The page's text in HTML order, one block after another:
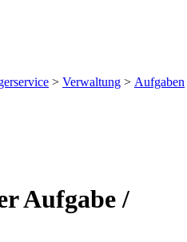
> Verwaltung > Aufgaben
Aufgabe /